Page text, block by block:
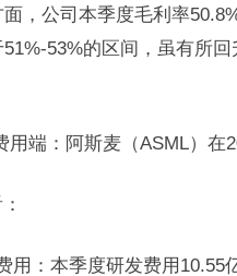
，公司本季度毛利率
53%的区间，虽有所
用端：阿斯麦（ASML）在
用：本季度研发费用10.55